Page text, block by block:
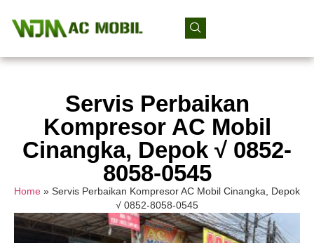
Servis Perbaikan
Kompresor AC Mobil
Cinangka, Depok √ 0852-
8058-0545
Home » Servis Perbaikan Kompresor AC Mobil Cinangka, Depok
√ 0852-8058-0545